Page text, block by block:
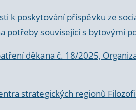
k poskytování příspěvku ze
potřeby související s bytovými
děkana č. 18/2025,
strategických regionů